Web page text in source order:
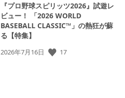
『プロ野球スピリッツ2026』試遊レ
ビュー！ 「2026 WORLD
BASEBALL CLASSIC™」の熱狂が蘇
る【特集】
公
2026年7月16日 17